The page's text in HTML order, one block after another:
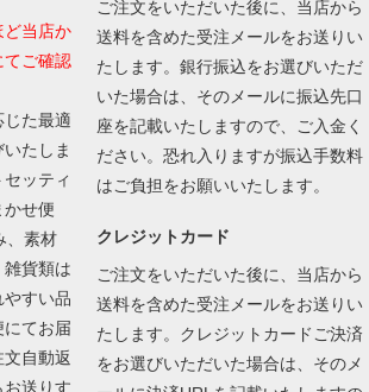
ど当店か
てご確認
じた最適
たしま
ッティ
かせ便
、素材
貨類は
すい品
てお届
自動返
送りす
ご注文をいただいた後に、当店から
送料を含めた受注メールをお送りい
たします。銀行振込をお選びいただ
いた場合は、そのメールに振込先口
座を記載いたしますので、ご入金く
ださい。恐れ入りますが振込手数料
はご負担をお願いいたします。
クレジットカード
ご注文をいただいた後に、当店から
送料を含めた受注メールをお送りい
たします。クレジットカードご決済
をお選びいただいた場合は、そのメ